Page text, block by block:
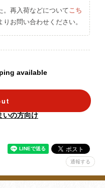
。再入荷などについてこち
りお問い合わせください。
available
いの方向け
通報する